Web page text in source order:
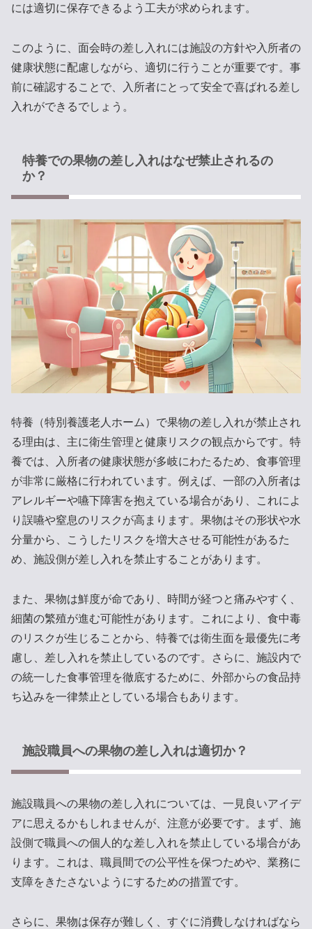
には適切に保存できるよう工夫が求められます。
このように、面会時の差し入れには施設の方針や入所者の
健康状態に配慮しながら、適切に行うことが重要です。事
前に確認することで、入所者にとって安全で喜ばれる差し
入れができるでしょう。
特養での果物の差し入れはなぜ禁止されるの
か？
特養（特別養護老人ホーム）で果物の差し入れが禁止され
る理由は、主に衛生管理と健康リスクの観点からです。特
養では、入所者の健康状態が多岐にわたるため、食事管理
が非常に厳格に行われています。例えば、一部の入所者は
アレルギーや嚥下障害を抱えている場合があり、これによ
り誤嚥や窒息のリスクが高まります。果物はその形状や水
分量から、こうしたリスクを増大させる可能性があるた
め、施設側が差し入れを禁止することがあります。
また、果物は鮮度が命であり、時間が経つと痛みやすく、
細菌の繁殖が進む可能性があります。これにより、食中毒
のリスクが生じることから、特養では衛生面を最優先に考
慮し、差し入れを禁止しているのです。さらに、施設内で
の統一した食事管理を徹底するために、外部からの食品持
ち込みを一律禁止としている場合もあります。
施設職員への果物の差し入れは適切か？
施設職員への果物の差し入れについては、一見良いアイデ
アに思えるかもしれませんが、注意が必要です。まず、施
設側で職員への個人的な差し入れを禁止している場合があ
ります。これは、職員間での公平性を保つためや、業務に
支障をきたさないようにするための措置です。
さらに、果物は保存が難しく、すぐに消費しなければなら